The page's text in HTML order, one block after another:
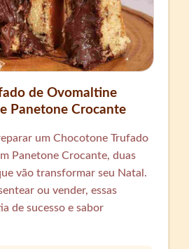
de Ovomaltine
Panetone Crocante
um Chocotone Trufado
Panetone Crocante, duas
vão transformar seu Natal.
ou vender, essas
de sucesso e sabor